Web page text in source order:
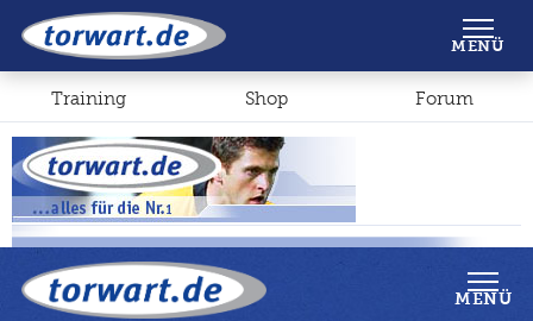
Shop Forum
MENÜ